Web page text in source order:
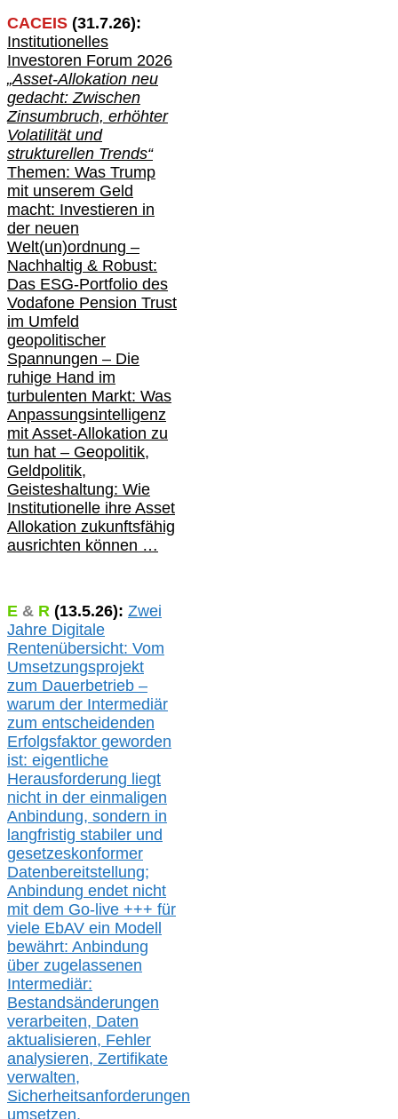
CACEIS (31.7.26):
Institutionelles
Investoren Forum 2026
„Asset-Allokation neu
gedacht: Zwischen
Zinsumbruch, erhöhter
Volatilität und
strukturellen Trends“
Themen: Was Trump
mit unserem Geld
macht: Investieren in
der neuen
Welt(un)ordnung –
Nachhaltig & Robust:
Das ESG-Portfolio des
Vodafone Pension Trust
im Umfeld
geopolitischer
Spannungen – Die
ruhige Hand im
turbulenten Markt: Was
Anpassungsintelligenz
mit Asset-Allokation zu
tun hat – Geopolitik,
Geldpolitik,
Geisteshaltung: Wie
Institutionelle ihre Asset
Allokation zukunftsfähig
ausrichten können …
E & R (13.5.26): Zwei
Jahre Digitale
Rentenübersicht: Vom
Umsetzungsprojekt
zum Dauerbetrieb –
warum der Intermediär
zum entscheidenden
Erfolgsfaktor geworden
ist: eigentliche
Herausforderung liegt
nicht in der einmaligen
Anbindung, sondern in
langfristig stabiler und
gesetzeskonformer
Datenbereitstellung;
Anbindung endet nicht
mit dem Go-live +++ für
viele EbAV ein Modell
bewährt: Anbindung
über zugelassenen
Intermediär:
Bestandsänderungen
verarbeiten, Daten
aktualisieren, Fehler
analysieren, Zertifikate
verwalten,
Sicherheitsanforderungen
umsetzen,